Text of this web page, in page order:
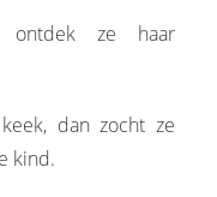
ontdek ze haar
dan zocht ze
kind.